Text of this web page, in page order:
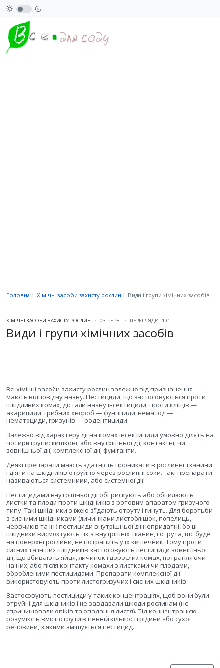
Головна Хімічні засоби захисту рослин Види і групи хімічних засобів
ХІМІЧНІ ЗАСОБИ ЗАХИСТУ РОСЛИН 03.ЧЕРВ. ПЕРЕГЛЯДИ: 101
Види і групи хімічних засобів
Всі хімічні засоби захисту рослин залежно від призначення
мають відповідну назву. Пестициди, що застосовуються проти
шкідливих комах, дістали назву інсектициди, проти кліщів —
акарициди, грибних хвороб — фунгіциди, нематод —
нематоциди, гризунів — родентициди.
Залежно від характеру дії на комах інсектициди умовно ділять на
чотири групи: кишкові, або внутрішньої дії; контактні, чи
зовнішньої дії; комплексної дії; фуміганти.
Деякі препарати мають здатність проникати в рослинні тканини
і діяти на шкідників отруйно через рослинні соки. Такі препарати
називаються системними, або системної дії.
Пестицидами внутрішньої дії обприскують або обпилюють
листки та плоди проти шкідників з ротовим апаратом гризучого
типу. Такі шкідники з їжею з'їдають отруту і гинуть. Для боротьби
з сисними шкідниками (личинками листоблішок, попелиць,
червчиків та ін.) пестициди внутрішньої дії непридатні, бо ці
шкідники висмоктують сік з внутрішніх тканин, і отрута, що буде
на поверхні рослини, не потрапить у їх кишечник. Тому проти
сисних та інших шкідників застосовують пестициди зовнішньої
дії, що вбивають яйця, личинок і дорослих комах, потрапляючи
на них, або після контакту комахи з листками чи плодами,
обробленими пестицидами. Препарати комплексної дії
використовують проти листогризучих і сисних шкідників.
Застосовують пестициди у таких концентраціях, щоб вони були
отруйні для шкідників і не завдавали шкоди рослинам (не
спричинювали опіків та опадання листя). Під концентрацією
розуміють вміст отрути в певній кількості рідини або сухої
речовини, з якими змішується пестицид.